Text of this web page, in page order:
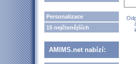
Personalizace
15 nejčtenějších
AMIMS.net nabízí: